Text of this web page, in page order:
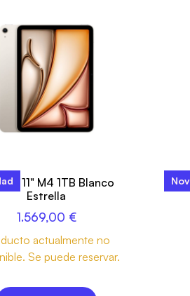
Air 11" M4 1TB Blanco
Estrella
1.569,00 €
actualmente no
Se puede reservar.